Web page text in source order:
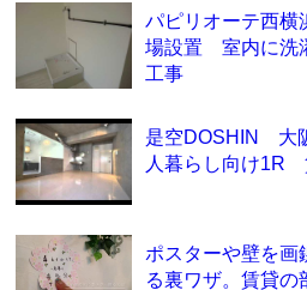
パピリオーテ西
場設置 室内に洗
工事
是空DOSHIN 大
人暮らし向け1R
ポスターや壁を画
る裏ワザ。賃貸の